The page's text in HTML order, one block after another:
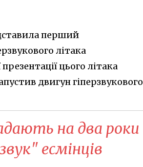
перший
літака
цього літака
двигун гіперзвукового
на два роки
есмінців